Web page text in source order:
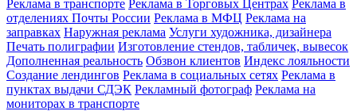
Реклама в транспорте Реклама в Торговых Центрах Реклама в
отделениях Почты России Реклама в МФЦ Реклама на
заправках Наружная реклама Услуги художника, дизайнера
Печать полиграфии Изготовление стендов, табличек, вывесок
Дополненная реальность Обзвон клиентов Индекс лояльности
Создание лендингов Реклама в социальных сетях Реклама в
пунктах выдачи СДЭК Рекламный фотограф Реклама на
мониторах в транспорте